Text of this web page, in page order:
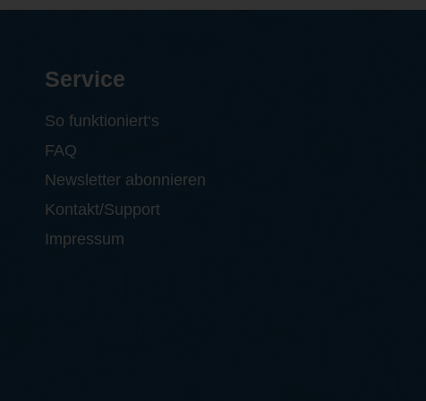
Service
So funktioniert‘s
FAQ
Newsletter abonnieren
Kontakt/Support
Impressum